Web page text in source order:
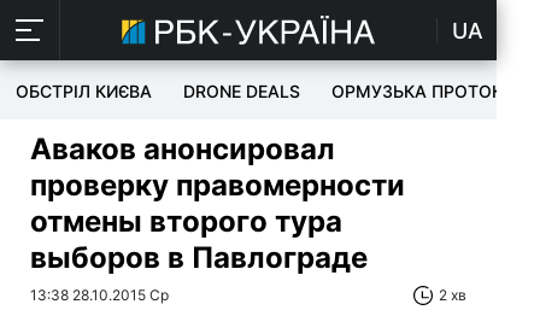
UA
ОБСТРІЛ КИЄВА DRONE DEALS ОРМУЗЬКА ПРОТОКА
Аваков анонсировал
проверку правомерности
отмены второго тура
выборов в Павлограде
13:38 28.10.2015 Ср 2 хв